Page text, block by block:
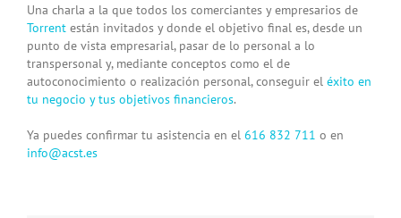
Una charla a la que todos los comerciantes y empresarios de
Torrent están invitados y donde el objetivo final es, desde un
punto de vista empresarial, pasar de lo personal a lo
transpersonal y, mediante conceptos como el de
autoconocimiento o realización personal, conseguir el éxito en
tu negocio y tus objetivos financieros.
Ya puedes confirmar tu asistencia en el 616 832 711 o en
info@acst.es